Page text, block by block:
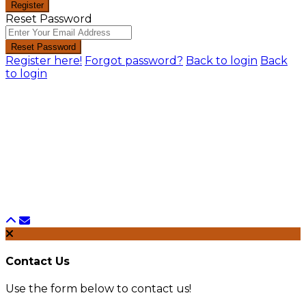
Register
Reset Password
Reset Password
Register here! Forgot password? Back to login Back
to login
Contact Us
Use the form below to contact us!